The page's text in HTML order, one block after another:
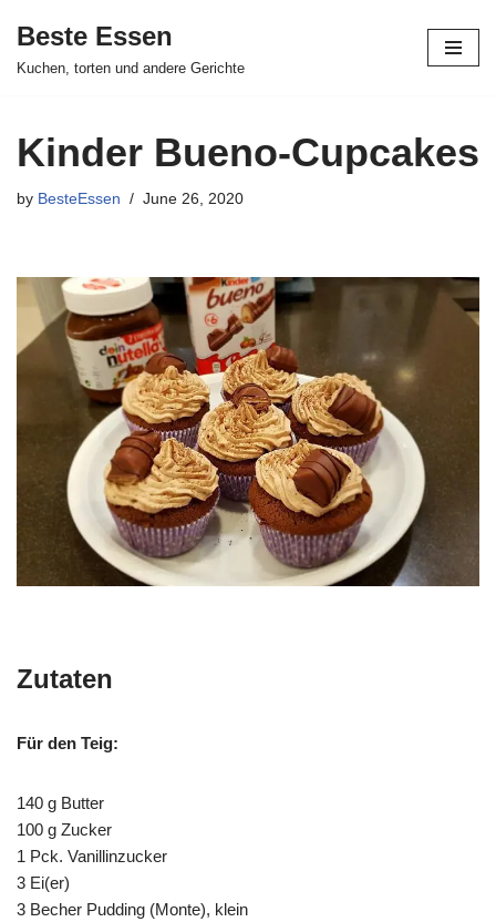
Skip
Beste Essen
Kuchen, torten und andere Gerichte
Kinder Bueno-Cupcakes
by BesteEssen June 26, 2020
Zutaten
Für den Teig:
140 g Butter
100 g Zucker
1 Pck. Vanillinzucker
3 Ei(er)
3 Becher Pudding (Monte), klein